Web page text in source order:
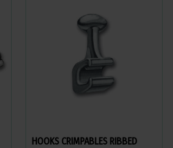
HOOKS CRIMPABLES RIBBED